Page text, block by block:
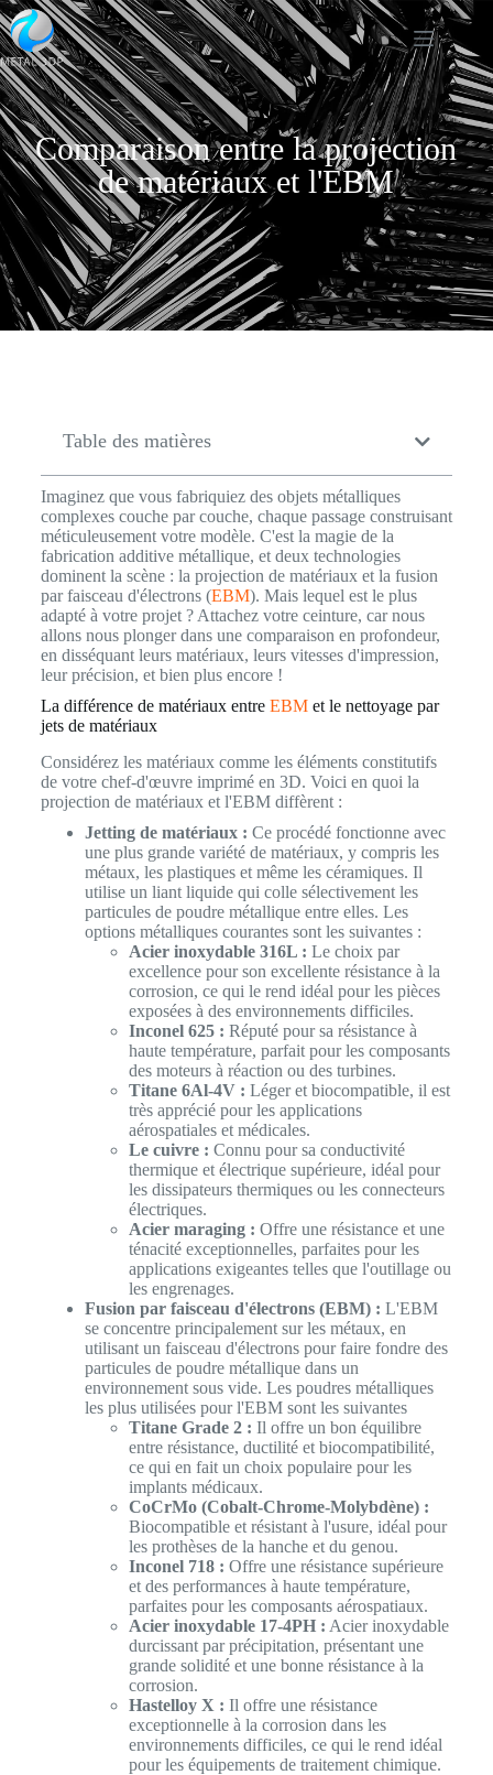
Comparaison entre la projection
de matériaux et l'EBM
Table des matières
Imaginez que vous fabriquiez des objets métalliques
complexes couche par couche, chaque passage construisant
méticuleusement votre modèle. C'est la magie de la
fabrication additive métallique, et deux technologies
dominent la scène : la projection de matériaux et la fusion
par faisceau d'électrons (EBM). Mais lequel est le plus
adapté à votre projet ? Attachez votre ceinture, car nous
allons nous plonger dans une comparaison en profondeur,
en disséquant leurs matériaux, leurs vitesses d'impression,
leur précision, et bien plus encore !
La différence de matériaux entre EBM et le nettoyage par
jets de matériaux
Considérez les matériaux comme les éléments constitutifs
de votre chef-d'œuvre imprimé en 3D. Voici en quoi la
projection de matériaux et l'EBM diffèrent :
Jetting de matériaux : Ce procédé fonctionne avec
une plus grande variété de matériaux, y compris les
métaux, les plastiques et même les céramiques. Il
utilise un liant liquide qui colle sélectivement les
particules de poudre métallique entre elles. Les
options métalliques courantes sont les suivantes :
Acier inoxydable 316L : Le choix par
excellence pour son excellente résistance à la
corrosion, ce qui le rend idéal pour les pièces
exposées à des environnements difficiles.
Inconel 625 : Réputé pour sa résistance à
haute température, parfait pour les composants
des moteurs à réaction ou des turbines.
Titane 6Al-4V : Léger et biocompatible, il est
très apprécié pour les applications
aérospatiales et médicales.
Le cuivre : Connu pour sa conductivité
thermique et électrique supérieure, idéal pour
les dissipateurs thermiques ou les connecteurs
électriques.
Acier maraging : Offre une résistance et une
ténacité exceptionnelles, parfaites pour les
applications exigeantes telles que l'outillage ou
les engrenages.
Fusion par faisceau d'électrons (EBM) : L'EBM
se concentre principalement sur les métaux, en
utilisant un faisceau d'électrons pour faire fondre des
particules de poudre métallique dans un
environnement sous vide. Les poudres métalliques
les plus utilisées pour l'EBM sont les suivantes
Titane Grade 2 : Il offre un bon équilibre
entre résistance, ductilité et biocompatibilité,
ce qui en fait un choix populaire pour les
implants médicaux.
CoCrMo (Cobalt-Chrome-Molybdène) :
Biocompatible et résistant à l'usure, idéal pour
les prothèses de la hanche et du genou.
Inconel 718 : Offre une résistance supérieure
et des performances à haute température,
parfaites pour les composants aérospatiaux.
Acier inoxydable 17-4PH : Acier inoxydable
durcissant par précipitation, présentant une
grande solidité et une bonne résistance à la
corrosion.
Hastelloy X : Il offre une résistance
exceptionnelle à la corrosion dans les
environnements difficiles, ce qui le rend idéal
pour les équipements de traitement chimique.